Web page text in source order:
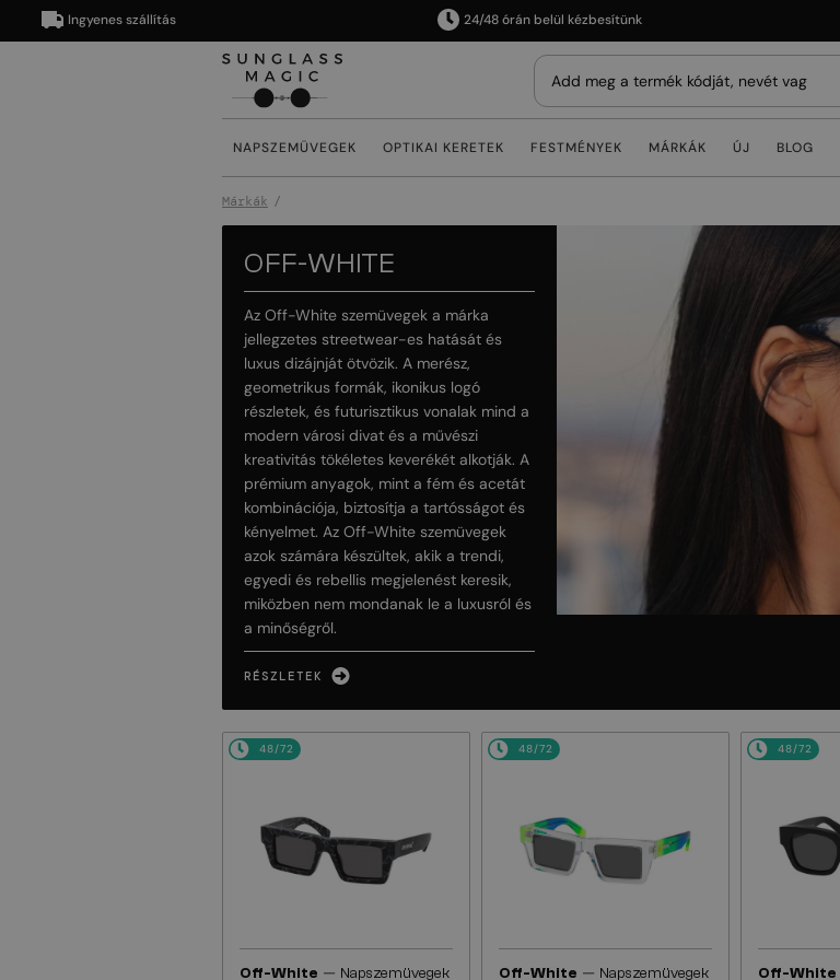
Ingyenes szállítás 24/48 órán belül kézbesítünk
NAPSZEMÜVEGEK OPTIKAI KERETEK FESTMÉNYEK MÁRKÁK ÚJ BLOG
Márkák
OFF-WHITE
Az Off-White szemüvegek a márka
jellegzetes streetwear-es hatását és
luxus dizájnját ötvözik. A merész,
geometrikus formák, ikonikus logó
részletek, és futurisztikus vonalak mind a
modern városi divat és a művészi
kreativitás tökéletes keverékét alkotják. A
prémium anyagok, mint a fém és acetát
kombinációja, biztosítja a tartósságot és
kényelmet. Az Off-White szemüvegek
azok számára készültek, akik a trendi,
egyedi és rebellis megjelenést keresik,
miközben nem mondanak le a luxusról és
a minőségről.
RÉSZLETEK
48/72
Off-White — Napszemüvegek
48/72
Off-White — Napszemüvegek
48/72
Off-White